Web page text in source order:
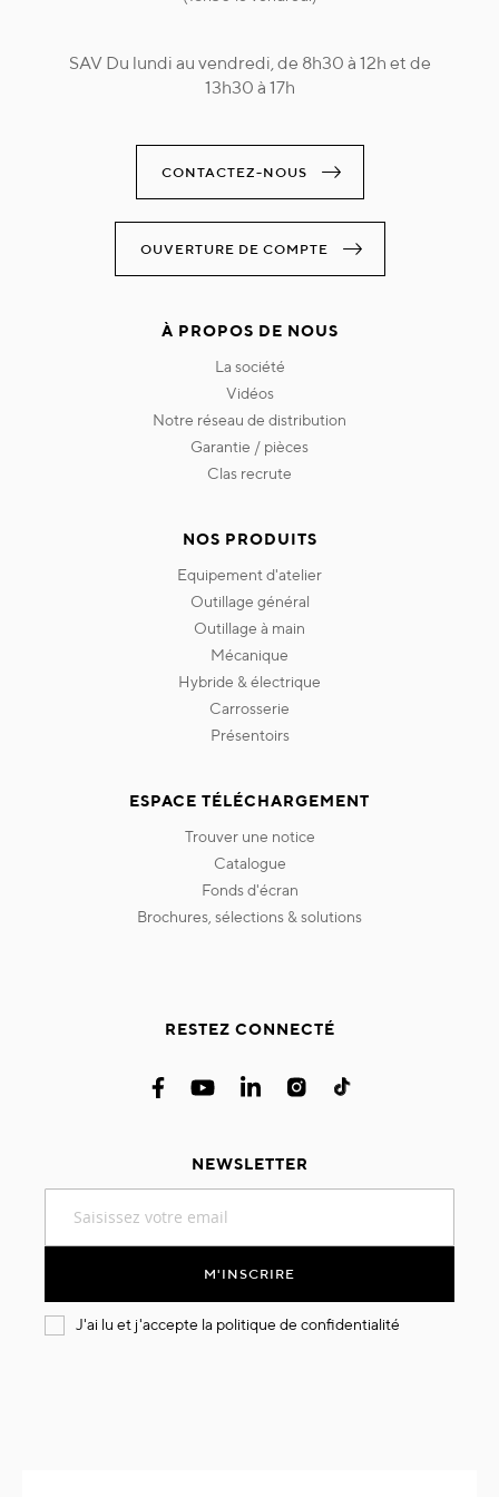
SAV Du lundi au vendredi, de 8h30 à 12h et de
13h30 à 17h
CONTACTEZ-NOUS
OUVERTURE DE COMPTE
À PROPOS DE NOUS
la société
vidéos
notre réseau de distribution
garantie / pièces
clas recrute
NOS PRODUITS
equipement d'atelier
outillage général
outillage à main
mécanique
hybride & électrique
carrosserie
présentoirs
ESPACE TÉLÉCHARGEMENT
trouver une notice
catalogue
fonds d'écran
brochures, sélections & solutions
RESTEZ CONNECTÉ
NEWSLETTER
notre
M'INSCRIRE
J'ai lu et j'accepte la politique de confidentialité